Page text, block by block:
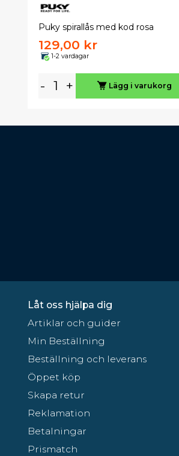
Puky spirallås med kod rosa
129,00 kr
1-2 vardagar
- + Lägg i varukorg
Låt oss hjälpa dig
Artiklar och guider
Min Beställning
Beställning och leverans
Öppet köp
Skapa retur
Reklamation
Betalningar
Prismatch